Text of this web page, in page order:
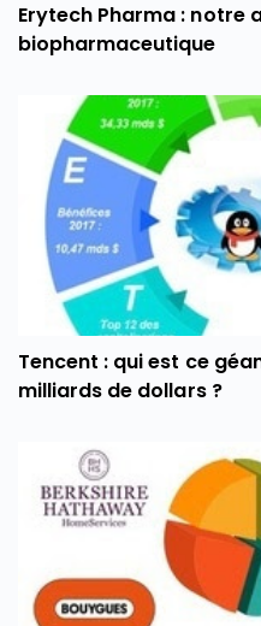
Erytech Pharma : notre
biopharmaceutique
Tencent : qui est ce
milliards de dollars ?